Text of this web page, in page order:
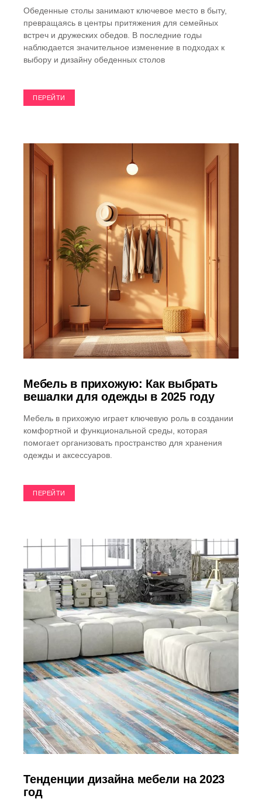
Обеденные столы занимают ключевое место в быту,
превращаясь в центры притяжения для семейных
встреч и дружеских обедов. В последние годы
наблюдается значительное изменение в подходах к
выбору и дизайну обеденных столов
ПЕРЕЙТИ
Мебель в прихожую: Как выбрать
вешалки для одежды в 2025 году
Мебель в прихожую играет ключевую роль в создании
комфортной и функциональной среды, которая
помогает организовать пространство для хранения
одежды и аксессуаров.
ПЕРЕЙТИ
Тенденции дизайна мебели на 2023
год